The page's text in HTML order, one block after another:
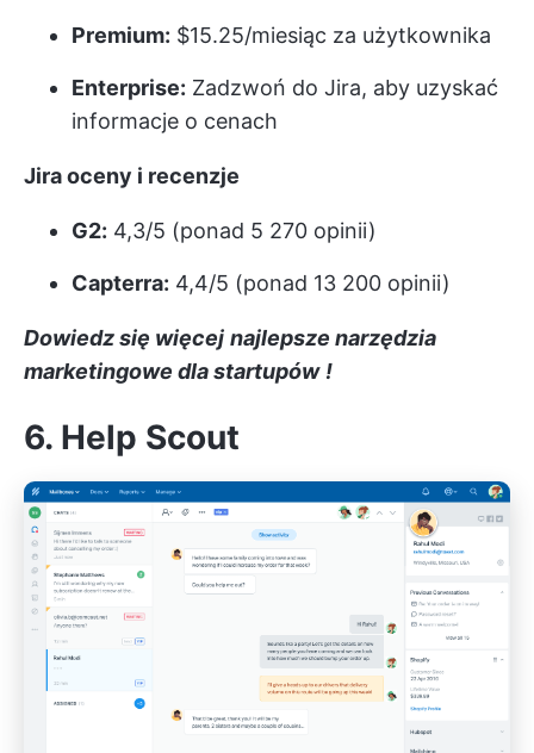
Premium: $15.25/miesiąc za użytkownika
Enterprise: Zadzwoń do Jira, aby uzyskać
informacje o cenach
Jira oceny i recenzje
G2: 4,3/5 (ponad 5 270 opinii)
Capterra: 4,4/5 (ponad 13 200 opinii)
Dowiedz się więcej najlepsze narzędzia
marketingowe dla startupów !
6. Help Scout